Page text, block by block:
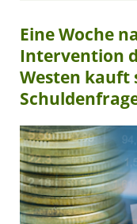
Eine Woche
Intervention
Westen kauft